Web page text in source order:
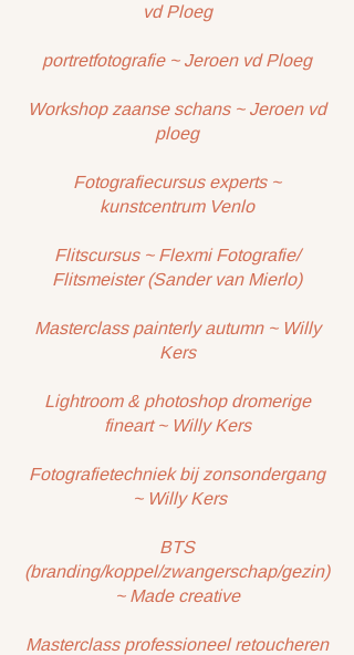
vd Ploeg
portretfotografie ~ Jeroen vd Ploeg
Workshop zaanse schans ~ Jeroen vd
ploeg
Fotografiecursus experts ~
kunstcentrum Venlo
Flitscursus ~ Flexmi Fotografie/
Flitsmeister (Sander van Mierlo)
Masterclass painterly autumn ~ Willy
Kers
Lightroom & photoshop dromerige
fineart ~ Willy Kers
Fotografietechniek bij zonsondergang
~ Willy Kers
BTS
(branding/koppel/zwangerschap/gezin)
~ Made creative
Masterclass professioneel retoucheren